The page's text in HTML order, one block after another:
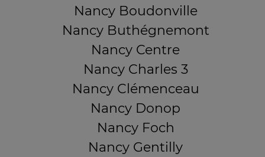
Nancy Boudonville
Nancy Buthégnemont
Nancy Centre
Nancy Charles 3
Nancy Clémenceau
Nancy Donop
Nancy Foch
Nancy Gentilly